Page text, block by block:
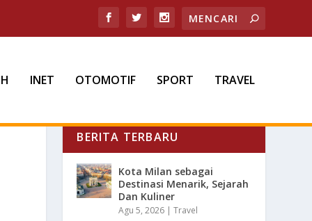
INET OTOMOTIF SPORT TRAVEL
BERITA TERBARU
Kota Milan sebagai
Destinasi Menarik, Sejarah
Dan Kuliner
Agu 5, 2026 |Travel